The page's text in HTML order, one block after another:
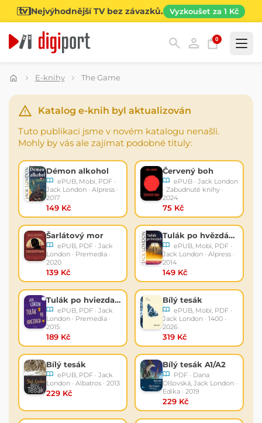
Nejvýhodnější TV bez závazků. Vyzkoušet za 1 Kč
0
Kategorie
E-knihy The Game
Katalog e-knih byl aktualizován
Tuto publikaci jsme v novém katalogu nenašli.
Mohly by vás ale zajímat podobné tituly:
Démon alkohol
ePUB, Mobi, PDF ·
Jack London · Alpress ·
2017
149 Kč
Červený boh
ePUB · Jack London
· Zabudnuté knihy ·
2024
75 Kč
Šarlátový mor
ePUB, PDF · Jack
London · Premedia ·
2020
139 Kč
Tulák po hvězdách
ePUB, Mobi, PDF ·
Jack London · Alpress ·
2014
149 Kč
Tulák po hviezdach
ePUB, PDF · Jack
London · Premedia ·
2015
189 Kč
Bílý tesák
ePUB, Mobi, PDF ·
Jack London · 1400 ·
2026
319 Kč
Bílý tesák
ePUB, PDF · Jack
London · Albatros · 2013
229 Kč
Bílý tesák A1/A2
PDF · Dana
Olšovská, Jack London ·
Edika · 2019
229 Kč